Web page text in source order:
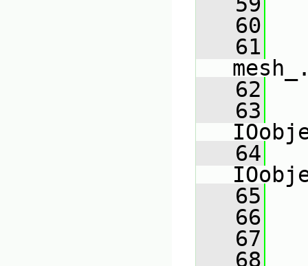
   60
   61
   62
   63
   64
   65
   66
   67
   68